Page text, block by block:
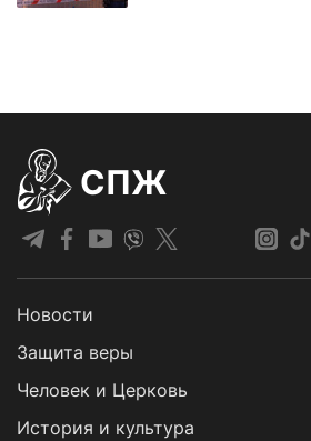
СПЖ
Новости
Защита веры
Человек и Церковь
История и культура